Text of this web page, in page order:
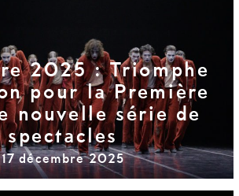
2025 : Triomphe
pour la Première
nouvelle série de
spectacles
17 décembre 2025